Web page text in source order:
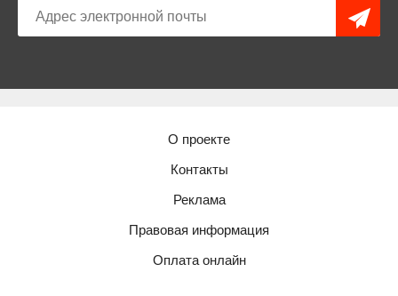
О проекте
Контакты
Реклама
Правовая информация
Оплата онлайн